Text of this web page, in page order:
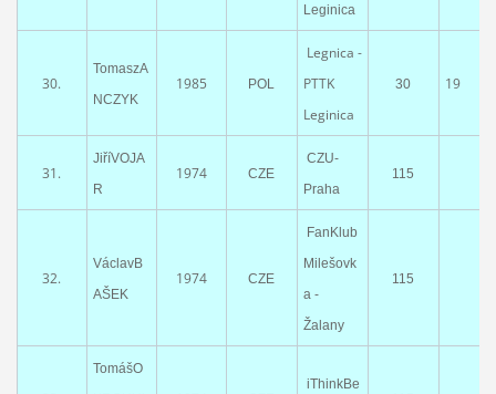
Leginica
30.
TomaszA
NCZYK
1985 POL
Legnica -
PTTK
Leginica
30 19
31.
JiříVOJA
R
1974 CZE
CZU-
Praha
115
32.
VáclavB
AŠEK
1974 CZE
FanKlub
Milešovk
a -
Žalany
115
TomášO
iThinkBe